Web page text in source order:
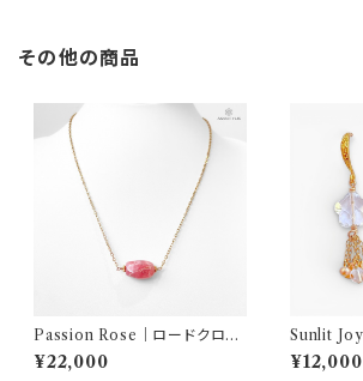
その他の商品
Passion Rose｜ロードクロサ
イト ネックレス｜AQUARYLI
S
¥22,000
Sunlit Joy
ス（14Kゴ
ンレス）
¥12,000